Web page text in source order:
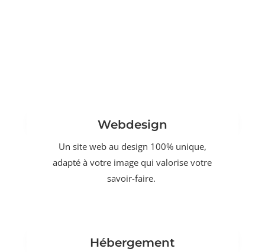
Webdesign
Un site web au design 100% unique,
adapté à votre image qui valorise votre
savoir-faire.
Hébergement